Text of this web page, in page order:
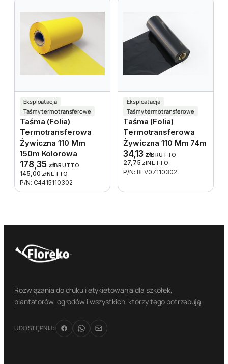
Eksploatacja
Taśmy termotransferowe
Taśma (folia)
Termotransferowa
Żywiczna 110 Mm
150m Kolorowa
178,35 złBRUTTO
145,00 złNETTO
P/N: C4415110302
Eksploatacja
Taśmy termotransferowe
Taśma (folia)
Termotransferowa
Żywiczna 110 Mm 74m
34,13 złBRUTTO
27,75 złNETTO
P/N: BEV07110302
Rozwiązania do druku i etykietowania dla szkółek,
plantatorów, ogrodów i wszystkich, którzy tego potrzebują
UDOSTĘPNIJ: